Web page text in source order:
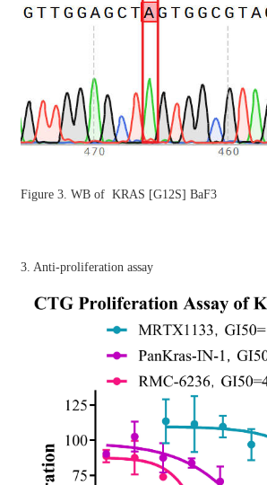
Figure 3. WB of KRAS [G12S] BaF3
3. Anti-proliferation assay